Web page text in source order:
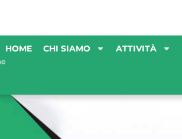
HOME CHI SIAMO ATTIVITÀ